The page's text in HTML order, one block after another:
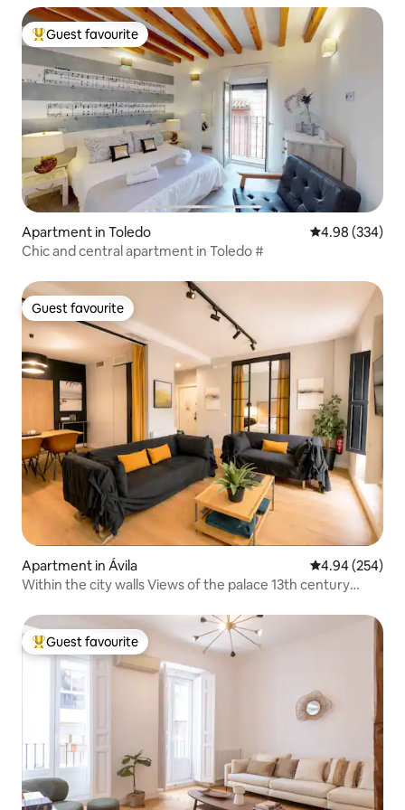
Top guest favourite
Guest favourite
Apartment in Toledo 4.98 out of 5
4.98 (334)
Chic and central apartment in Toledo #
Guest favourite
Guest favourite
Apartment in Ávila‎ 4.94 out of 5
4.94 (254)
Within the city walls Views of the palace 13th century
Top guest favourite
Guest favourite